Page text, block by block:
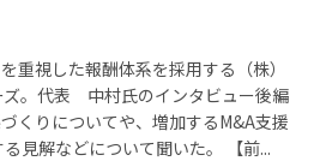
重視した報酬体系を採用する（株）
ズ。代表 中村氏のインタビュー後編
くりについてや、増加するM&A支援
見解などについて聞いた。 【前...